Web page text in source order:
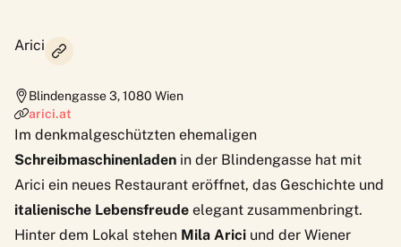
Arici
Blindengasse 3,1080 Wien
arici.at
Im denkmalgeschützten ehemaligen
Schreibmaschinenladen in der Blindengasse hat mit
Arici ein neues Restaurant eröffnet, das Geschichte und
italienische Lebensfreude elegant zusammenbringt.
Hinter dem Lokal stehen Mila Arici und der Wiener